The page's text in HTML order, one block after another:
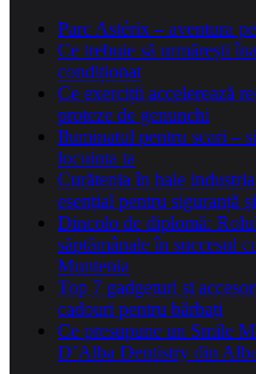
Parc Astérix – aventura
Ce trebuie să urmărești
condiționat
Ce exerciții accelerează
proteze de genunchi
Iluminatul pentru scari –
locuinta ta
Curățenia în hale
esențial pentru siguranță
Dincolo de diplomă:
săptămânale în succesul
Muntenia
Top 7 gadgeturi și
cadouri pentru bărbați
Ce presupune un Smile
D’Alba Dentistry din